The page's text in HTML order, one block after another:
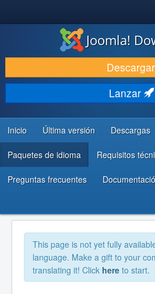
DESCARGAR
DESCUBRE Y APRENDE
COMUNIDAD Y AYUDA
RECURSOS PARA DESARROLLADORES
Joomla!
Descargar
Lanzar
Inicio Última versión Descargas
Paquetes de idioma Requisitos
Preguntas frecuentes
This page is not yet fully
language. Make a gift to your
translating it! Click here to start.